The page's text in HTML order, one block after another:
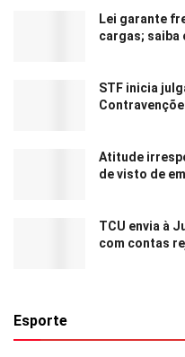
Lei garante
cargas; saiba
STF inicia
Atitude
de visto de
TCU envia à
com contas
Esporte